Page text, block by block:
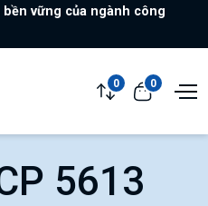
vững của ngành công
0 0
5613